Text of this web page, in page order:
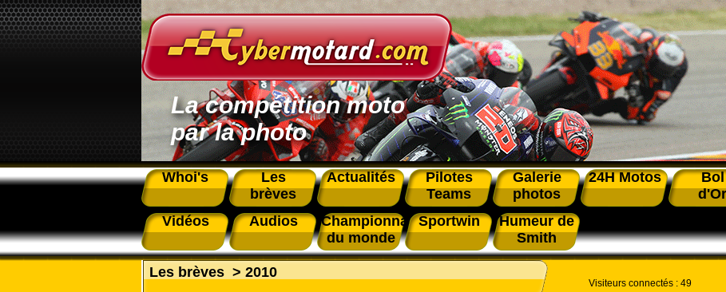
La compétition moto
par la photo
Whoi's
Les
brèves
Actualités
Pilotes
Teams
Galerie
photos
24H Motos
Bol
d'Or
Vidéos
Audios
Championnat
du monde
Sportwin
Humeur de
Smith
Les brèves > 2010
Visiteurs connectés : 49